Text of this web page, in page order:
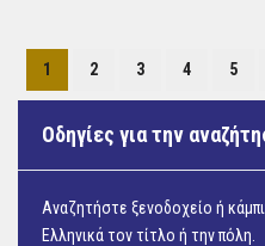
1 2 3 4 5
Οδηγίες για την
Αναζητήστε ξενοδοχείο ή
Ελληνικά τον τίτλο ή την πόλη.